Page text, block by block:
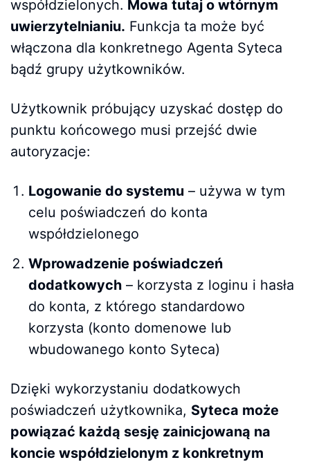
współdzielonych. Mowa tutaj o wtórnym
uwierzytelnianiu. Funkcja ta może być
włączona dla konkretnego Agenta Syteca
bądź grupy użytkowników.
Użytkownik próbujący uzyskać dostęp do
punktu końcowego musi przejść dwie
autoryzacje:
Logowanie do systemu– używa w tym
celu poświadczeń do konta
współdzielonego
Wprowadzenie poświadczeń
dodatkowych– korzysta z loginu i hasła
do konta, z którego standardowo
korzysta (konto domenowe lub
wbudowanego konto Syteca)
Dzięki wykorzystaniu dodatkowych
poświadczeń użytkownika, Syteca może
powiązać każdą sesję zainicjowaną na
koncie współdzielonym z konkretnym